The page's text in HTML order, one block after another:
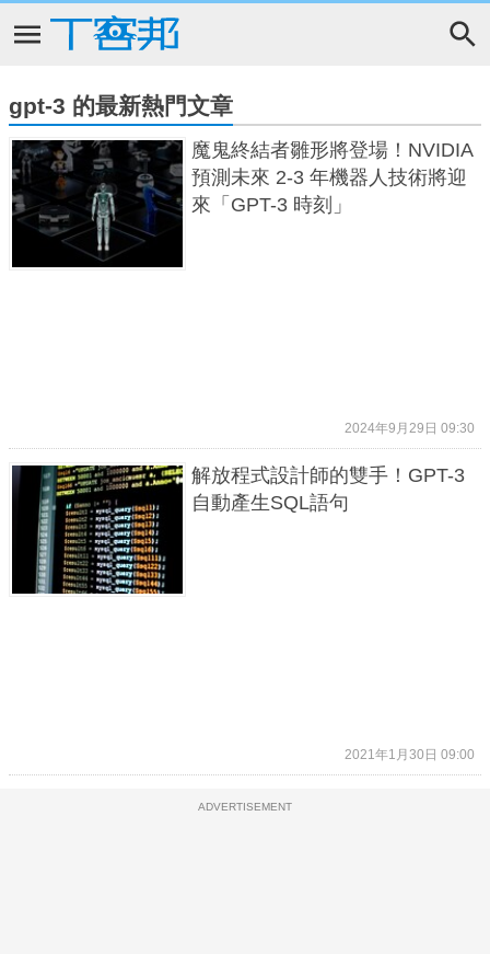
gpt-3 的最新熱門文章
魔鬼終結者雛形將登場！NVIDIA
預測未來 2-3 年機器人技術將迎
來「GPT-3 時刻」
2024年9月29日 09:30
解放程式設計師的雙手！GPT-3
自動產生SQL語句
2021年1月30日 09:00
ADVERTISEMENT